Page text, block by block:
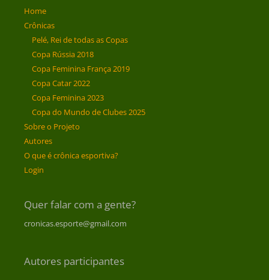
Home
Crônicas
Pelé, Rei de todas as Copas
Copa Rússia 2018
Copa Feminina França 2019
Copa Catar 2022
Copa Feminina 2023
Copa do Mundo de Clubes 2025
Sobre o Projeto
Autores
O que é crônica esportiva?
Login
Quer falar com a gente?
cronicas.esporte@gmail.com
Autores participantes